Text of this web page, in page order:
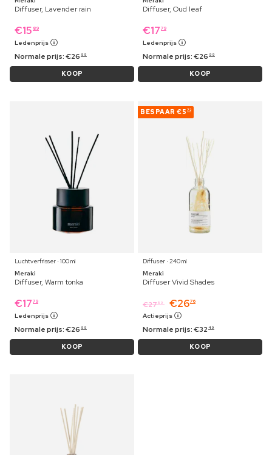
Diffuser, Lavender rain
€15 89
Ledenprijs
Normale prijs:€26 99
KOOP
Diffuser, Oud leaf
€17 79
Ledenprijs
Normale prijs:€26 99
KOOP
Luchtverfrisser ⋅ 100 ml
Meraki
Diffuser, Warm tonka
€17 79
Ledenprijs
Normale prijs:€26 99
KOOP
BESPAAR €5 73
Diffuser ⋅ 240 ml
Meraki
Diffuser Vivid Shades
€2759 €2676
Actieprijs
Normale prijs:€32 49
KOOP